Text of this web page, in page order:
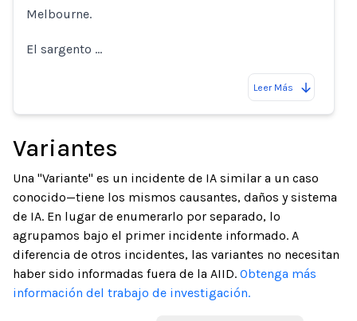
Melbourne.
El sargento …
Leer Más
Variantes
Una "Variante" es un incidente de IA similar a un caso
conocido—tiene los mismos causantes, daños y sistema
de IA. En lugar de enumerarlo por separado, lo
agrupamos bajo el primer incidente informado. A
diferencia de otros incidentes, las variantes no necesitan
haber sido informadas fuera de la AIID. Obtenga más
información del trabajo de investigación.